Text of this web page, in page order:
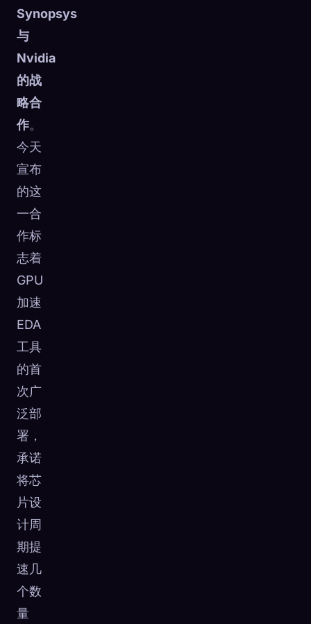
Synopsys
与
Nvidia
的战
略合
作。
今天
宣布
的这
一合
作标
志着
GPU
加速
EDA
工具
的首
次广
泛部
署，
承诺
将芯
片设
计周
期提
速几
个数
量